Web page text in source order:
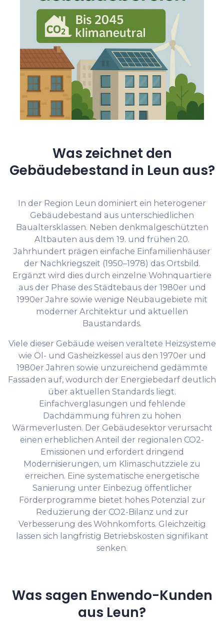
Was zeichnet den
Gebäudebestand in Leun aus?
In der Region Leun dominiert ein heterogener
Gebäudebestand aus unterschiedlichen
Baualtersklassen. Neben denkmalgeschützten
Altbauten aus dem 19. und frühen 20.
Jahrhundert prägen einfache Einfamilienhäuser
der Nachkriegszeit (1950–1978) das Ortsbild.
Ergänzt wird dies durch einzelne Wohnquartiere
aus der Phase des Städtebaus der 1980er und
1990er Jahre sowie wenige Neubaugebiete mit
moderner Architektur und aktuellen
Baustandards.
Viele dieser Gebäude weisen veraltete Heizsysteme
wie Öl- und Gasheizkessel aus den 1970er und
1980er Jahren sowie unzureichend gedämmte
Fassaden auf, wodurch der Energiebedarf deutlich
über aktuellen Standards liegt.
Einfachverglasungen und fehlende
Dachdämmung führen zu hohen
Wärmeverlusten. Der Gebäudesektor verursacht
einen erheblichen Anteil der regionalen CO2-
Emissionen und erfordert dringend
Modernisierungen, um Klimaschutzziele zu
erreichen. Eine systematische energetische
Sanierung unter Einbezug öffentlicher
Förderprogramme bietet hohes Potenzial zur
Reduzierung der CO2-Bilanz und zur
Verbesserung des Wohnkomforts. Gleichzeitig
lassen sich langfristig Betriebskosten signifikant
senken.
Was sagen Enwendo-Kunden
aus Leun?